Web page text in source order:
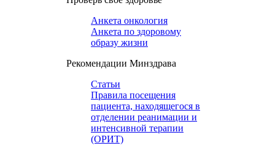
Анкета онкология
Анкета по здоровому
образу жизни
Рекомендации Минздрава
Статьи
Правила посещения
пациента, находящегося в
отделении реанимации и
интенсивной терапии
(ОРИТ)